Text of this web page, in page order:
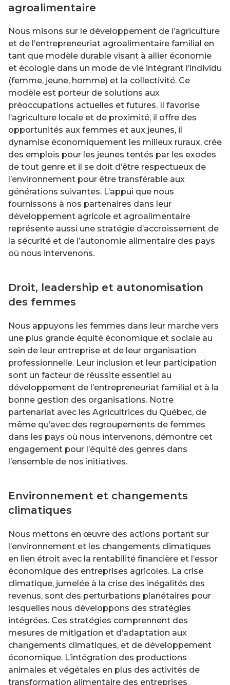
agroalimentaire
Nous misons sur le développement de l’agriculture
et de l’entrepreneuriat agroalimentaire familial en
tant que modèle durable visant à allier économie
et écologie dans un mode de vie intégrant l’individu
(femme, jeune, homme) et la collectivité. Ce
modèle est porteur de solutions aux
préoccupations actuelles et futures. Il favorise
l’agriculture locale et de proximité, il offre des
opportunités aux femmes et aux jeunes, il
dynamise économiquement les milieux ruraux, crée
des emplois pour les jeunes tentés par les exodes
de tout genre et il se doit d’être respectueux de
l’environnement pour être transférable aux
générations suivantes. L’appui que nous
fournissons à nos partenaires dans leur
développement agricole et agroalimentaire
représente aussi une stratégie d’accroissement de
la sécurité et de l’autonomie alimentaire des pays
où nous intervenons.
Droit, leadership et autonomisation
des femmes
Nous appuyons les femmes dans leur marche vers
une plus grande équité économique et sociale au
sein de leur entreprise et de leur organisation
professionnelle. Leur inclusion et leur participation
sont un facteur de réussite essentiel au
développement de l’entrepreneuriat familial et à la
bonne gestion des organisations. Notre
partenariat avec les Agricultrices du Québec, de
même qu’avec des regroupements de femmes
dans les pays où nous intervenons, démontre cet
engagement pour l’équité des genres dans
l’ensemble de nos initiatives.
Environnement et changements
climatiques
Nous mettons en œuvre des actions portant sur
l’environnement et les changements climatiques
en lien étroit avec la rentabilité financière et l’essor
économique des entreprises agricoles. La crise
climatique, jumelée à la crise des inégalités des
revenus, sont des perturbations planétaires pour
lesquelles nous développons des stratégies
intégrées. Ces stratégies comprennent des
mesures de mitigation et d’adaptation aux
changements climatiques, et de développement
économique. L’intégration des productions
animales et végétales en plus des activités de
transformation alimentaire des entreprises